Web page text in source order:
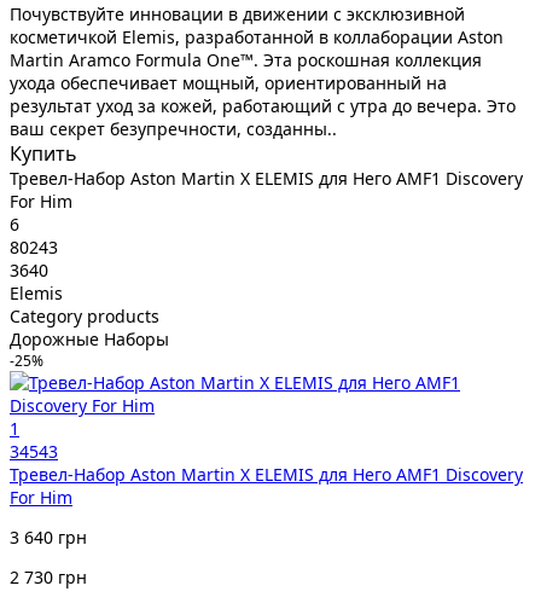
Почувствуйте инновации в движении с эксклюзивной
косметичкой Elemis, разработанной в коллаборации Aston
Martin Aramco Formula One™. Эта роскошная коллекция
ухода обеспечивает мощный, ориентированный на
результат уход за кожей, работающий с утра до вечера. Это
ваш секрет безупречности, созданны..
Купить
Тревел-Набор Aston Martin X ELEMIS для Него AMF1 Discovery
For Him
6
80243
3640
Elemis
Category products
Дорожные Наборы
-25%
1
34543
Тревел-Набор Aston Martin X ELEMIS для Него AMF1 Discovery
For Him
3 640 грн
2 730 грн